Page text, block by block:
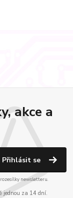
akce a
Přihlásit se
newsletteru.
jednou za 14 dní.